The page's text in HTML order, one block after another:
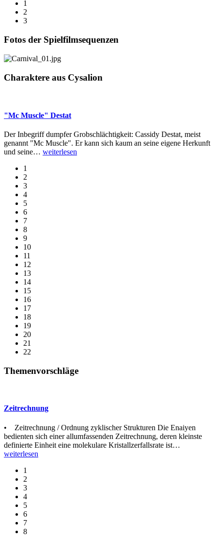
1
2
3
Fotos der Spielfilmsequenzen
Charaktere aus Cysalion
"Mc Muscle" Destat
Der Inbegriff dumpfer Grobschlächtigkeit: Cassidy Destat, meist
genannt "Mc Muscle". Er kann sich kaum an seine eigene Herkunft
und seine… weiterlesen
1
2
3
4
5
6
7
8
9
10
11
12
13
14
15
16
17
18
19
20
21
22
Themenvorschläge
Zeitrechnung
• Zeitrechnung / Ordnung zyklischer Strukturen Die Enaiyen
bedienten sich einer allumfassenden Zeitrechnung, deren kleinste
definierte Einheit eine molekulare Kristallzerfallsrate ist…
weiterlesen
1
2
3
4
5
6
7
8